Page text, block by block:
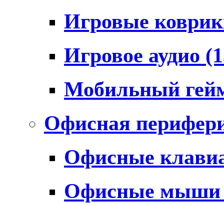
Игровые
Игровое аудио
Мобильный
Офисная
Офисные
Офисные